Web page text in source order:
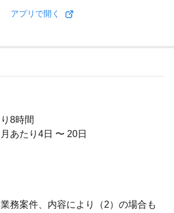
アプリで開く
8時間
あたり4日 〜 20日
務案件、内容により（2）の場合も